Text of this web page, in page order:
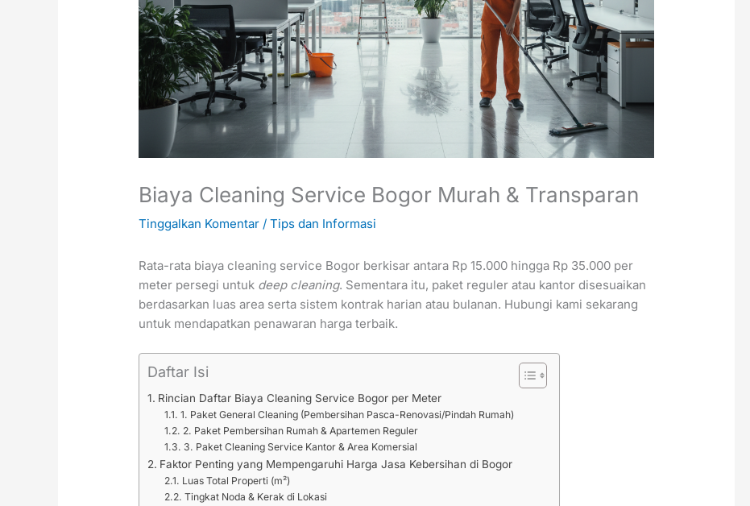
Biaya Cleaning Service Bogor Murah & Transparan
Tinggalkan Komentar /Tips dan Informasi
Rata-rata biaya cleaning service Bogor berkisar antara Rp 15.000 hingga Rp 35.000 per
meter persegi untuk deep cleaning. Sementara itu, paket reguler atau kantor disesuaikan
berdasarkan luas area serta sistem kontrak harian atau bulanan. Hubungi kami sekarang
untuk mendapatkan penawaran harga terbaik.
Daftar Isi
Rincian Daftar Biaya Cleaning Service Bogor per Meter
1. Paket General Cleaning (Pembersihan Pasca-Renovasi/Pindah Rumah)
2. Paket Pembersihan Rumah & Apartemen Reguler
3. Paket Cleaning Service Kantor & Area Komersial
Faktor Penting yang Mempengaruhi Harga Jasa Kebersihan di Bogor
Luas Total Properti (m²)
Tingkat Noda & Kerak di Lokasi